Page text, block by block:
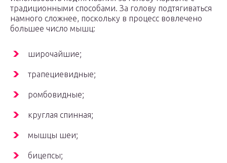
традиционными способами. За голову подтягиваться
намного сложнее, поскольку в процесс вовлечено
большее число мышц:
широчайшие;
трапециевидные;
ромбовидные;
круглая спинная;
мышцы шеи;
бицепсы;